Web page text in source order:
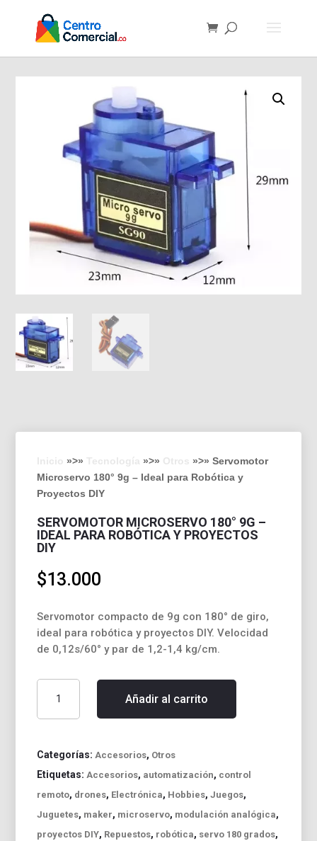
»>» »>»
»>» Servomotor
Microservo 180° 9g – Ideal para Robótica y
Proyectos DIY
SERVOMOTOR MICROSERVO 180° 9G –
IDEAL PARA ROBÓTICA Y PROYECTOS
DIY
$13.000
Servomotor compacto de 9g con 180° de giro,
ideal para robótica y proyectos DIY. Velocidad
de 0,12s/60° y par de 1,2-1,4 kg/cm.
Microservo
180°
–
Ideal
para
Robótica
y
Proyectos
Añadir al carrito
Categorías:Accesorios, Otros
Etiquetas:Accesorios, automatización, control
remoto, drones, Electrónica, Hobbies,Juegos,
Juguetes, maker, microservo, modulación analógica,
proyectos DIY, Repuestos, robótica, servo 180 grados,